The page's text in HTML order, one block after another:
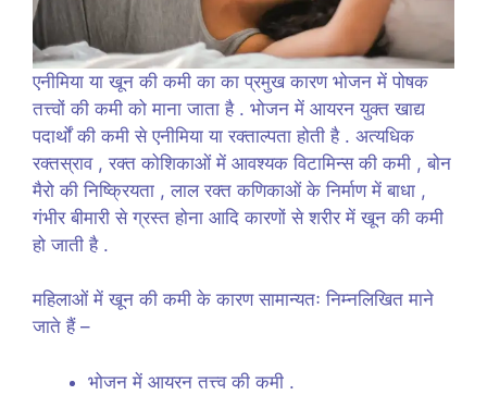
एनीमिया या खून की कमी का का प्रमुख कारण भोजन में पोषक
तत्त्वों की कमी को माना जाता है . भोजन में आयरन युक्त खाद्य
पदार्थों की कमी से एनीमिया या रक्ताल्पता होती है . अत्यधिक
रक्तस्राव , रक्त कोशिकाओं में आवश्यक विटामिन्स की कमी , बोन
मैरो की निष्क्रियता , लाल रक्त कणिकाओं के निर्माण में बाधा ,
गंभीर बीमारी से ग्रस्त होना आदि कारणों से शरीर में खून की कमी
हो जाती है .
महिलाओं में खून की कमी के कारण सामान्यतः निम्नलिखित माने
जाते हैं –
भोजन में आयरन तत्त्व की कमी .